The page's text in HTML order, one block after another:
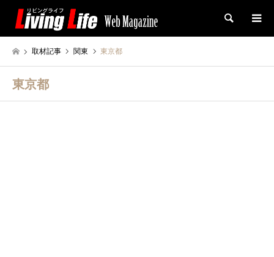
検索
取材記事 関東 東京都
東京都